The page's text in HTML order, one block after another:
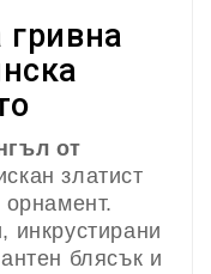
гривна
от
златист
инкрустирани
блясък и